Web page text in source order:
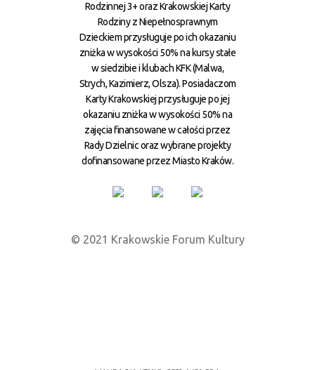
Rodzinnej 3+ oraz Krakowskiej Karty
Rodziny z Niepełnosprawnym
Dzieckiem przysługuje po ich okazaniu
zniżka w wysokości 50% na kursy stałe
w siedzibie i klubach KFK (Malwa,
Strych, Kazimierz, Olsza). Posiadaczom
Karty Krakowskiej przysługuje po jej
okazaniu zniżka w wysokości 50% na
zajęcia finansowane w całości przez
Rady Dzielnic oraz wybrane projekty
dofinansowane przez Miasto Kraków.
© 2021 Krakowskie Forum Kultury